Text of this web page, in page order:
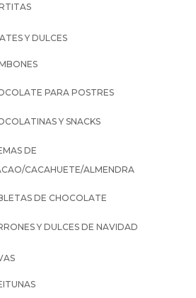
Y DULCES
PARA POSTRES
Y SNACKS
DE
CACAHUETE/ALMENDRA
DE CHOCOLATE
Y DULCES DE NAVIDAD